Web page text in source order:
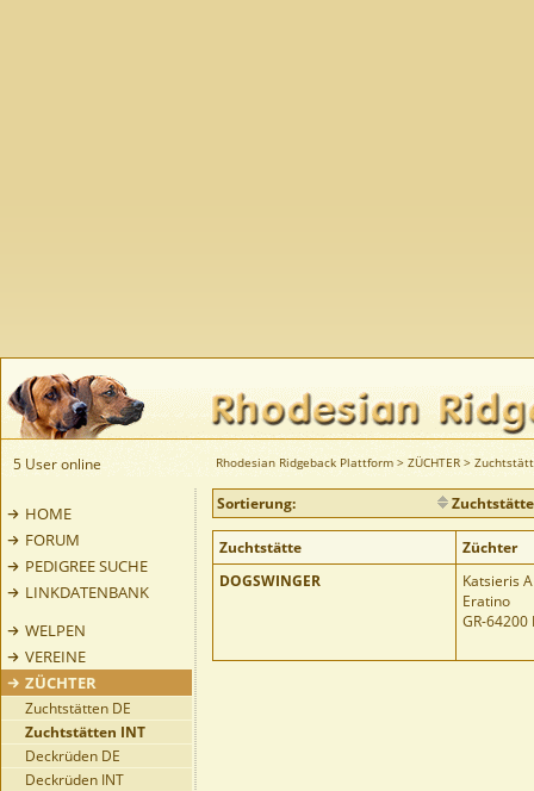
5 User online Rhodesian Ridgeback Plattform > ZÜCHTER >
HOME
FORUM
PEDIGREE SUCHE
LINKDATENBANK
WELPEN
VEREINE
ZÜCHTER
Zuchtstätten DE
Zuchtstätten INT
Deckrüden DE
Deckrüden INT
Sortierung: Zuchtstätte
Zuchtstätte
Züchter
DOGSWINGER
Katsieris
Eratino
GR-64200